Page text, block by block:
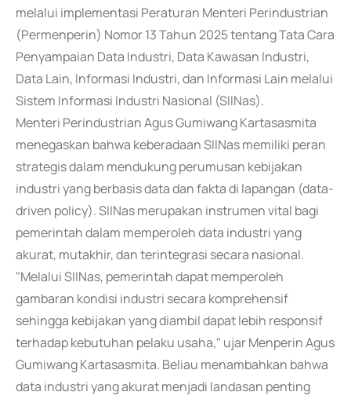
melalui implementasi Peraturan Menteri Perindustrian
(Permenperin) Nomor 13 Tahun 2025 tentang Tata Cara
Penyampaian Data Industri, Data Kawasan Industri,
Data Lain, Informasi Industri, dan Informasi Lain melalui
Sistem Informasi Industri Nasional (SIINas).
Menteri Perindustrian Agus Gumiwang Kartasasmita
menegaskan bahwa keberadaan SIINas memiliki peran
strategis dalam mendukung perumusan kebijakan
industri yang berbasis data dan fakta di lapangan (data-
driven policy). SIINas merupakan instrumen vital bagi
pemerintah dalam memperoleh data industri yang
akurat, mutakhir, dan terintegrasi secara nasional.
"Melalui SIINas, pemerintah dapat memperoleh
gambaran kondisi industri secara komprehensif
sehingga kebijakan yang diambil dapat lebih responsif
terhadap kebutuhan pelaku usaha," ujar Menperin Agus
Gumiwang Kartasasmita. Beliau menambahkan bahwa
data industri yang akurat menjadi landasan penting